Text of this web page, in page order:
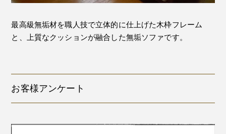
最高級無垢材を職人技で立体的に仕上げた木枠フレーム
と、上質なクッションが融合した無垢ソファです。
お客様アンケート